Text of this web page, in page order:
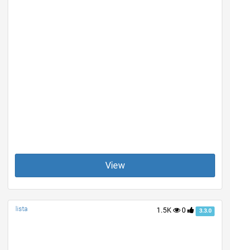
View
1.5K 0 3.3.0
lista